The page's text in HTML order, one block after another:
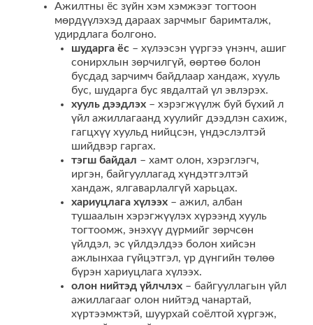
Ажилтны ёс зүйн хэм хэмжээг тогтоон
мөрдүүлэхэд дараах зарчмыг баримталж,
удирдлага болгоно.
шударга ёс – хүлээсэн үүргээ үнэнч, ашиг
сонирхлын зөрчилгүй, өөртөө болон
бусдад зарчимч байдлаар хандаж, хууль
бус, шударга бус явдалтай үл эвлэрэх.
хууль дээдлэх – хэрэгжүүлж буй бүхий л
үйл ажиллагаанд хуулийг дээдлэн сахиж,
гагцхүү хуульд нийцсэн, үндэслэлтэй
шийдвэр гаргах.
тэгш байдал – хамт олон, хэрэглэгч,
иргэн, байгууллагад хүндэтгэлтэй
хандаж, ялгаварлалгүй харьцах.
хариуцлага хүлээх – ажил, албан
тушаалын хэрэгжүүлэх хүрээнд хууль
тогтоомж, энэхүү дүрмийг зөрчсөн
үйлдэл, эс үйлдэлдээ болон хийсэн
ажлынхаа гүйцэтгэл, үр дүнгийн төлөө
бүрэн хариуцлага хүлээх.
олон нийтэд үйлчлэх – байгууллагын үйл
ажиллагааг олон нийтэд чанартай,
хүртээмжтэй, шуурхай соёлтой хүргэж,